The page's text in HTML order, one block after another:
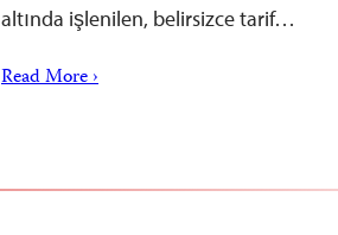
altında işlenilen, belirsizce tarif…
Read More ›